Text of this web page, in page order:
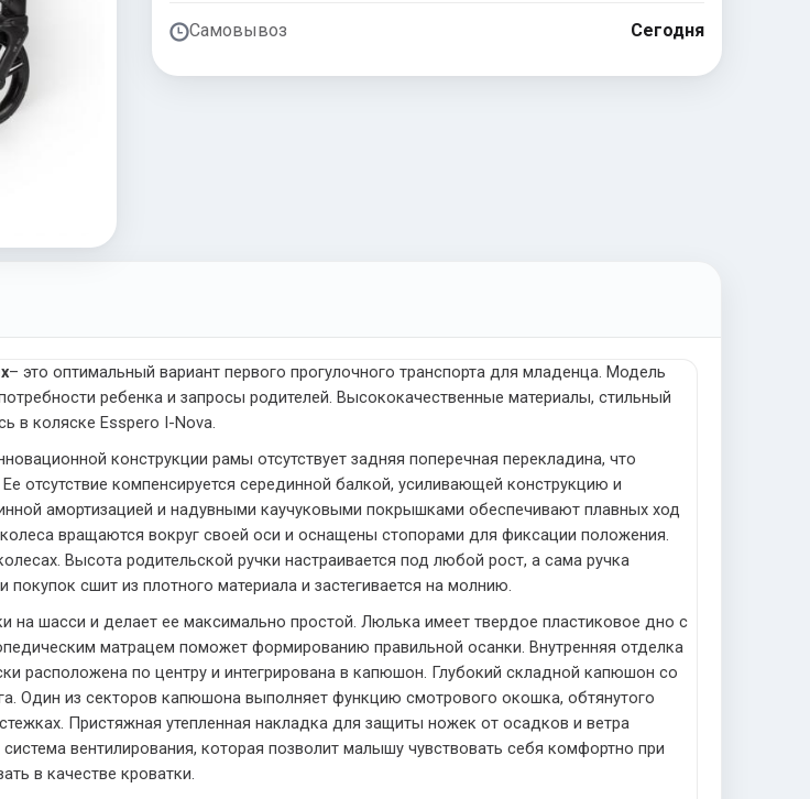
Самовывоз Сегодня
– это оптимальный вариант первого прогулочного транспорта для младенца. Модель
ребенка и запросы родителей. Высококачественные материалы, стильный
в коляске Esspero I-Nova.
конструкции рамы отсутствует задняя поперечная перекладина, что
отсутствие компенсируется серединной балкой, усиливающей конструкцию и
амортизацией и надувными каучуковыми покрышками обеспечивают плавных ход
вращаются вокруг своей оси и оснащены стопорами для фиксации положения.
Высота родительской ручки настраивается под любой рост, а сама ручка
сшит из плотного материала и застегивается на молнию.
на шасси и делает ее максимально простой. Люлька имеет твердое пластиковое дно с
матрацем поможет формированию правильной осанки. Внутренняя отделка
расположена по центру и интегрирована в капюшон. Глубокий складной капюшон со
Один из секторов капюшона выполняет функцию смотрового окошка, обтянутого
Пристяжная утепленная накладка для защиты ножек от осадков и ветра
вентилирования, которая позволит малышу чувствовать себя комфортно при
в качестве кроватки.